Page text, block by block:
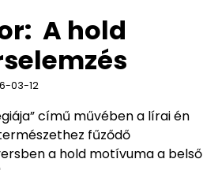
A hold
03-12
című művében a lírai én
fűződő
a hold motívuma a belső